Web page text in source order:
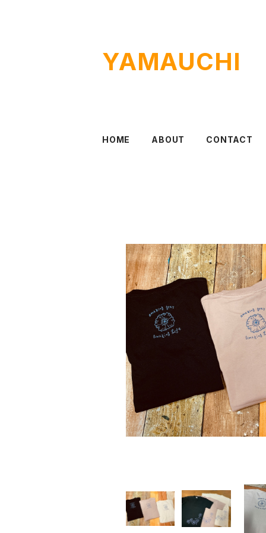
YAMAUCHI
HOME ABOUT CONTACT